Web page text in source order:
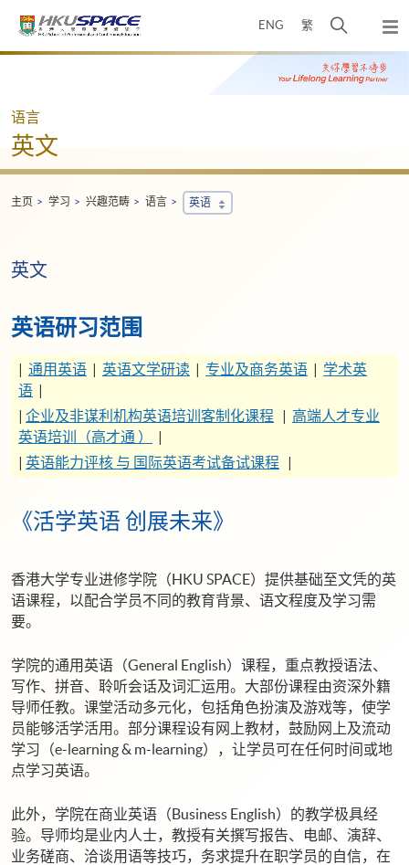
ENG 繁
开
搜
寻
弹
出
主
Main
语言
英文
主页 学习 兴趣范畴 语言 英语
英文
英语研习范围
| 通用英语 | 英语文学研读 | 专业及商务英语 | 学术英
语 |
| 企业及非谋利机构英语培训客制化课程 | 高端人才专业
英语培训（高才通 ）
|
| 英语能力评核 与 国际英语考试备试课程 |
《活学英语 创展未来》
香港大学专业进修学院（HKU SPACE）提供基础至文凭的英
语课程，以配合学员不同的教育背景、语文程度及学习需
要。
学院的通用英语（General English）课程，重点教授语法、
写作、拼音、聆听会话及词汇运用。大部份课程由资深外籍
导师任教。课堂活动多元化，包括角色扮演及游戏等，使学
员能够活学活用。部分课程设有网上教材，鼓励网上及流动
学习（e-learning & m-learning），让学员可在任何时间或地
点学习英语。
此外，学院在商业英语（Business English）的教学极具经
验。导师均是业内人士，教授有关撰写报告、电邮、演辞、
业务磋商、洽谈用语等技巧，务求提升在职学员的自信，在